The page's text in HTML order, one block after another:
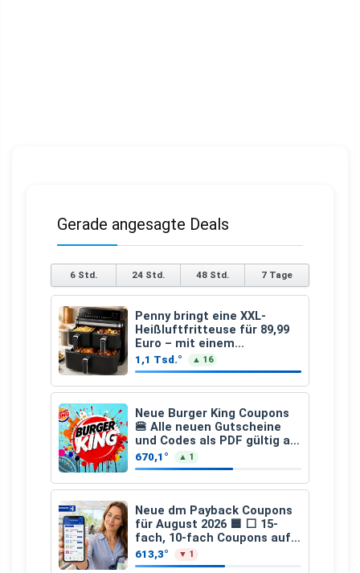
Gerade angesagte Deals
6 Std. 24 Std. 48 Std. 7 Tage
Penny bringt eine XXL-
Heißluftfritteuse für 89,99
Euro – mit einem
besonderen Vorteil
1,1 Tsd.° ▲ 16
Neue Burger King Coupons
🍔 Alle neuen Gutscheine
und Codes als PDF gültig ab
25.07.2026 bis 04.09.2026
670,1° ▲ 1
Neue dm Payback Coupons
für August 2026 🟦 ⬜ 15-
fach, 10-fach Coupons auf
den gesamten Einkauf ab 2
€
613,3° ▼ 1